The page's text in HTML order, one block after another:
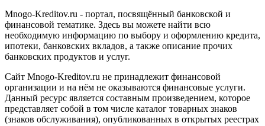
Mnogo-Kreditov.ru - портал, посвящённый банковской и
финансовой тематике. Здесь вы можете найти всю
необходимую информацию по выбору и оформлению кредита,
ипотеки, банковских вкладов, а также описание прочих
банковских продуктов и услуг.
Сайт Mnogo-Kreditov.ru не принадлежит финансовой
организации и на нём не оказываются финансовые услуги.
Данный ресурс является составным произведением, которое
представляет собой в том числе каталог товарных знаков
(знаков обслуживания), опубликованных в открытых реестрах